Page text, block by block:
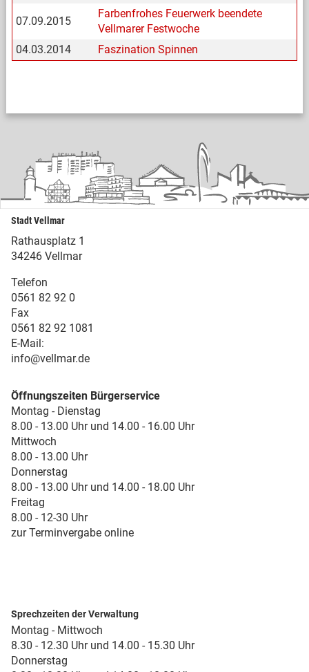
07.09.2015
Farbenfrohes Feuerwerk beendete
Vellmarer Festwoche
04.03.2014
Faszination Spinnen
Stadt Vellmar
Rathausplatz 1
34246 Vellmar
Telefon
0561 82 92 0
Fax
0561 82 92 1081
E-Mail:
info@vellmar.de
Öffnungszeiten Bürgerservice
Montag - Dienstag
8.00 - 13.00 Uhr und 14.00 - 16.00 Uhr
Mittwoch
8.00 - 13.00 Uhr
Donnerstag
8.00 - 13.00 Uhr und 14.00 - 18.00 Uhr
Freitag
8.00 - 12-30 Uhr
zur Terminvergabe online
Sprechzeiten der Verwaltung
Montag - Mittwoch
8.30 - 12.30 Uhr und 14.00 - 15.30 Uhr
Donnerstag